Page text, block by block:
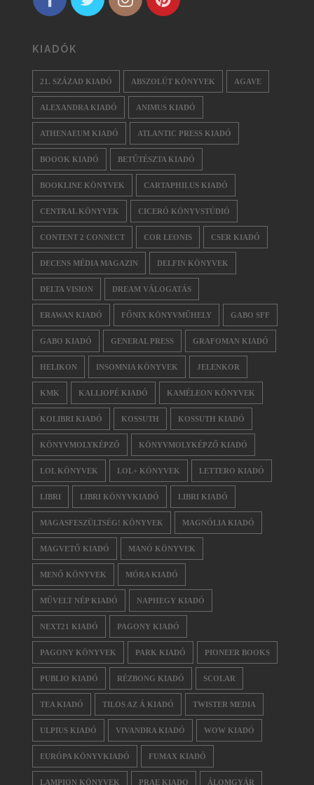
KIADÓK
21. SZÁZAD KIADÓ ABSZOLÚT KÖNYVEK AGAVE
ALEXANDRA KIADÓ ANIMUS KIADÓ
ATHENAEUM KIADÓ ATLANTIC PRESS KIADÓ
BOOOK KIADÓ BETŰTÉSZTA KIADÓ
BOOKLINE KÖNYVEK CARTAPHILUS KIADÓ
CENTRAL KÖNYVEK CICERÓ KÖNYVSTÚDIÓ
CONTENT 2 CONNECT COR LEONIS CSER KIADÓ
DECENS MÉDIA MAGAZIN DELFIN KÖNYVEK
DELTA VISION DREAM VÁLOGATÁS
ERAWAN KIADÓ FŐNIX KÖNYVMŰHELY GABO SFF
GABO KIADÓ GENERAL PRESS GRAFOMAN KIADÓ
HELIKON INSOMNIA KÖNYVEK JELENKOR
KMK KALLIOPÉ KIADÓ KAMÉLEON KÖNYVEK
KOLIBRI KIADÓ KOSSUTH KOSSUTH KIADÓ
KÖNYVMOLYKÉPZŐ KÖNYVMOLYKÉPZŐ KIADÓ
LOL KÖNYVEK LOL+ KÖNYVEK LETTERO KIADÓ
LIBRI LIBRI KÖNYVKIADÓ LIBRI KIADÓ
MAGASFESZÜLTSÉG! KÖNYVEK MAGNÓLIA KIADÓ
MAGVETŐ KIADÓ MANÓ KÖNYVEK
MENŐ KÖNYVEK MÓRA KIADÓ
MŰVELT NÉP KIADÓ NAPHEGY KIADÓ
NEXT21 KIADÓ PAGONY KIADÓ
PAGONY KÖNYVEK PARK KIADÓ PIONEER BOOKS
PUBLIO KIADÓ RÉZBONG KIADÓ SCOLAR
TEA KIADÓ TILOS AZ Á KIADÓ TWISTER MEDIA
ULPIUS KIADÓ VIVANDRA KIADÓ WOW KIADÓ
EURÓPA KÖNYVKIADÓ FUMAX KIADÓ
LAMPION KÖNYVEK PRAE KIADO ÁLOMGYÁR